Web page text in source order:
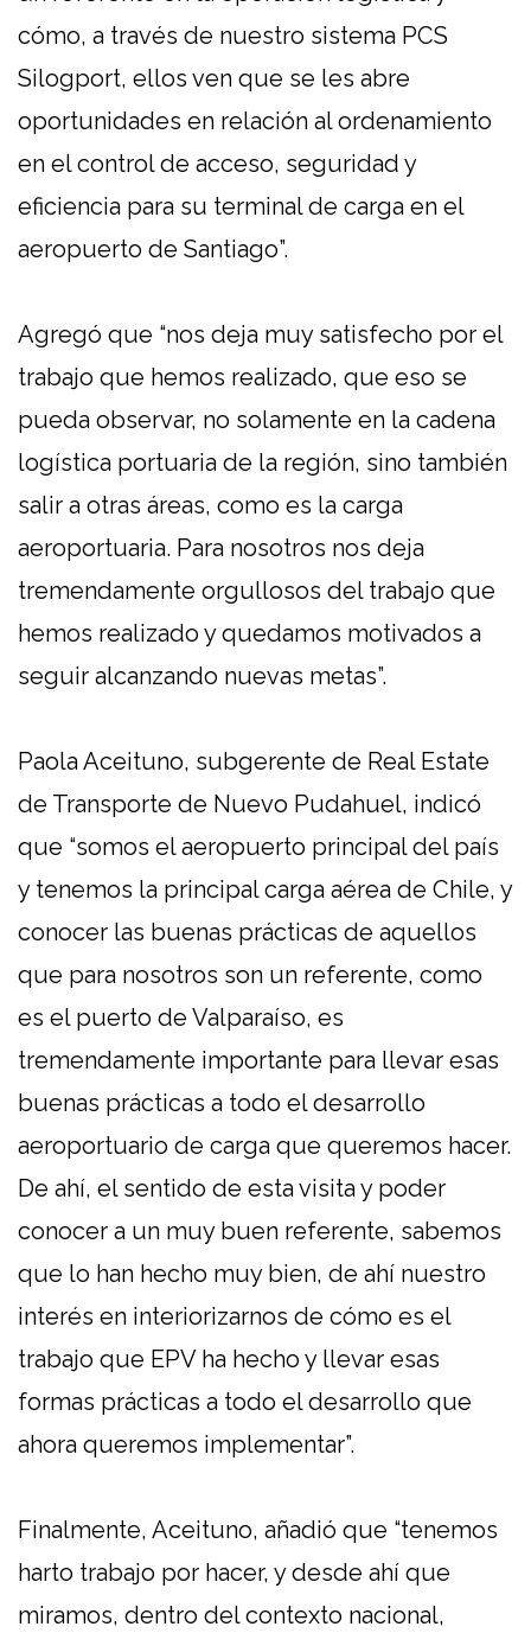
cómo, a través de nuestro sistema PCS
Silogport, ellos ven que se les abre
oportunidades en relación al ordenamiento
en el control de acceso, seguridad y
eficiencia para su terminal de carga en el
aeropuerto de Santiago”.
Agregó que “nos deja muy satisfecho por el
trabajo que hemos realizado, que eso se
pueda observar, no solamente en la cadena
logística portuaria de la región, sino también
salir a otras áreas, como es la carga
aeroportuaria. Para nosotros nos deja
tremendamente orgullosos del trabajo que
hemos realizado y quedamos motivados a
seguir alcanzando nuevas metas”.
Paola Aceituno, subgerente de Real Estate
de Transporte de Nuevo Pudahuel, indicó
que “somos el aeropuerto principal del país
y tenemos la principal carga aérea de Chile, y
conocer las buenas prácticas de aquellos
que para nosotros son un referente, como
es el puerto de Valparaíso, es
tremendamente importante para llevar esas
buenas prácticas a todo el desarrollo
aeroportuario de carga que queremos hacer.
De ahí, el sentido de esta visita y poder
conocer a un muy buen referente, sabemos
que lo han hecho muy bien, de ahí nuestro
interés en interiorizarnos de cómo es el
trabajo que EPV ha hecho y llevar esas
formas prácticas a todo el desarrollo que
ahora queremos implementar”.
Finalmente, Aceituno, añadió que “tenemos
harto trabajo por hacer, y desde ahí que
miramos, dentro del contexto nacional,